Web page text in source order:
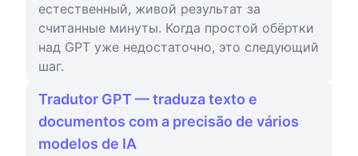
естественный, живой результат за
считанные минуты. Когда простой обёртки
над GPT уже недостаточно, это следующий
шаг.
Tradutor GPT — traduza texto e
documentos com a precisão de vários
modelos de IA